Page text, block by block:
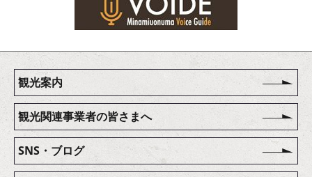
観光案内
観光関連事業者の皆さまへ
SNS・ブログ